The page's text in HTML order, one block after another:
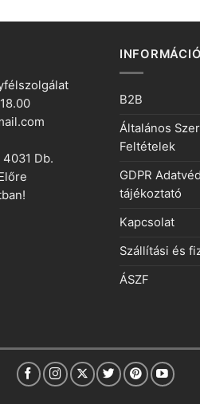
Db.
INFORMÁCIÓ
B2B
Általános
Feltételek
GDPR
tájékoztató
Kapcsolat
Szállítási és
ÁSZF